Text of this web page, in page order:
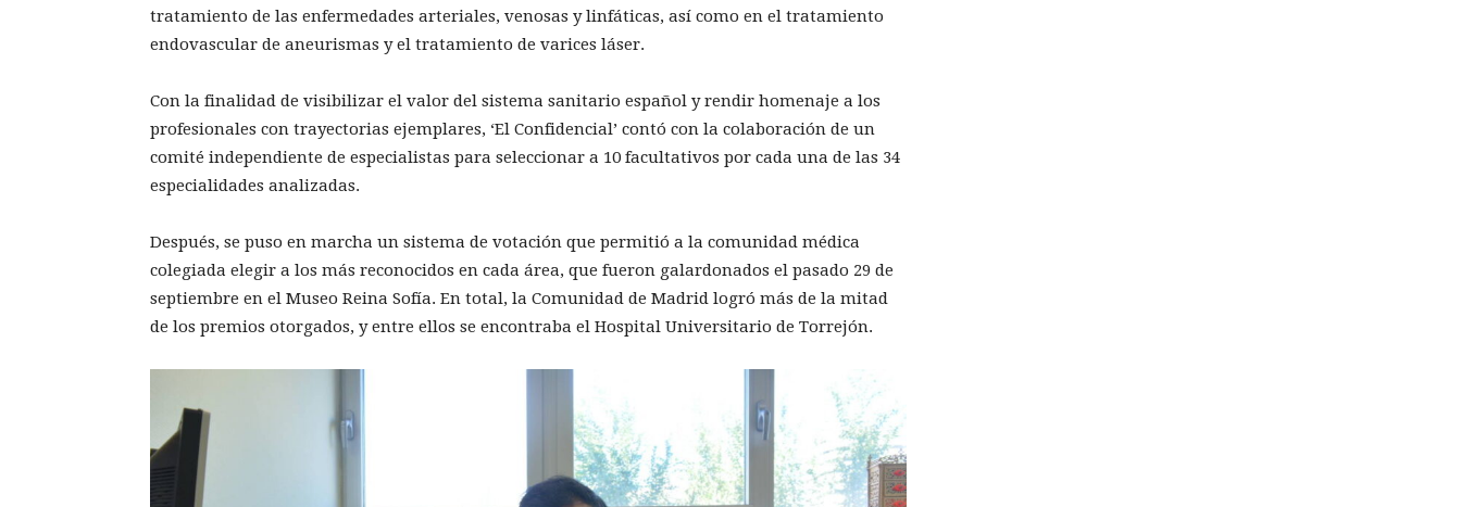
tratamiento de las enfermedades arteriales, venosas y linfáticas, así como en el tratamiento
endovascular de aneurismas y el tratamiento de varices láser.
Con la finalidad de visibilizar el valor del sistema sanitario español y rendir homenaje a los
profesionales con trayectorias ejemplares, ‘El Confidencial’ contó con la colaboración de un
comité independiente de especialistas para seleccionar a 10 facultativos por cada una de las 34
especialidades analizadas.
Después, se puso en marcha un sistema de votación que permitió a la comunidad médica
colegiada elegir a los más reconocidos en cada área, que fueron galardonados el pasado 29 de
septiembre en el Museo Reina Sofía. En total, la Comunidad de Madrid logró más de la mitad
de los premios otorgados, y entre ellos se encontraba el Hospital Universitario de Torrejón.